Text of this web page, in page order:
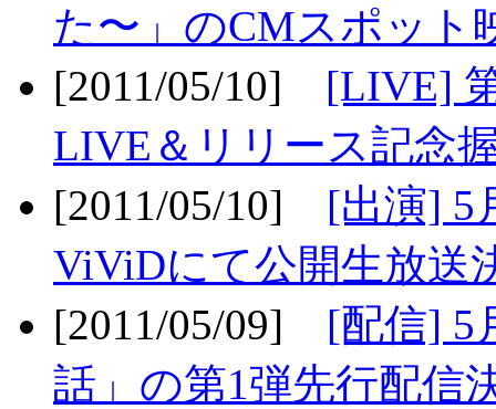
た〜」のCMスポット
[2011/05/10] [LIVE]
LIVE＆リリース記念
[2011/05/10] [出演] 5
ViViDにて公開生放送
[2011/05/09] [配信] 5
話」の第1弾先行配信